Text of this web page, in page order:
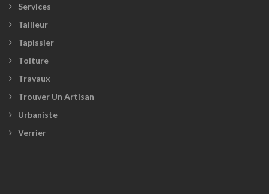
Services
Tailleur
Tapissier
Toiture
Travaux
Trouver Un Artisan
Urbaniste
Verrier